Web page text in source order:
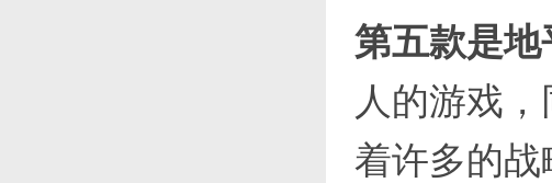
第五款是地
人的游戏
着许多的